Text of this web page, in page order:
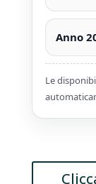
Anno
Le